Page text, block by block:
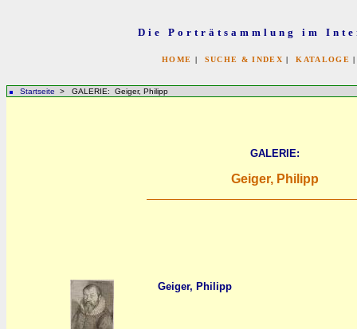
Die Porträtsammlung im
HOME | SUCHE & INDEX |KATALOGE
Startseite > GALERIE: Geiger, Philipp
GALERIE:
Geiger, Philipp
Geiger, Philipp